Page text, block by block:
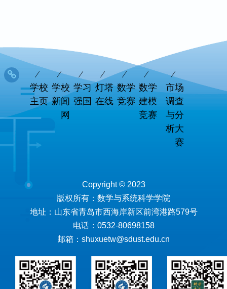
学校
主页
学校
新闻
网
学习
强国
灯塔
在线
数学
竞赛
数学
建模
竞赛
市场
调查
与分
析大
赛
Copyright © 2023
版权所有：数学与系统科学学院
地址：山东省青岛市西海岸新区前湾港路579号
电话：0532-80698158
邮箱：shuxuetw@sdust.edu.cn